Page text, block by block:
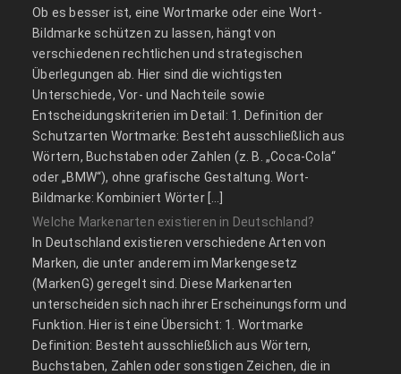
Ob es besser ist, eine Wortmarke oder eine Wort-
Bildmarke schützen zu lassen, hängt von
verschiedenen rechtlichen und strategischen
Überlegungen ab. Hier sind die wichtigsten
Unterschiede, Vor- und Nachteile sowie
Entscheidungskriterien im Detail: 1. Definition der
Schutzarten Wortmarke: Besteht ausschließlich aus
Wörtern, Buchstaben oder Zahlen (z. B. „Coca-Cola“
oder „BMW“), ohne grafische Gestaltung. Wort-
Bildmarke: Kombiniert Wörter […]
Welche Markenarten existieren in Deutschland?
In Deutschland existieren verschiedene Arten von
Marken, die unter anderem im Markengesetz
(MarkenG) geregelt sind. Diese Markenarten
unterscheiden sich nach ihrer Erscheinungsform und
Funktion. Hier ist eine Übersicht: 1. Wortmarke
Definition: Besteht ausschließlich aus Wörtern,
Buchstaben, Zahlen oder sonstigen Zeichen, die in